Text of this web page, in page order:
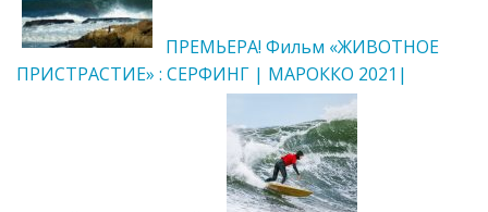
ПРЕМЬЕРА! Фильм «ЖИВОТНОЕ
ПРИСТРАСТИЕ» : СЕРФИНГ | МАРОККО 2021|